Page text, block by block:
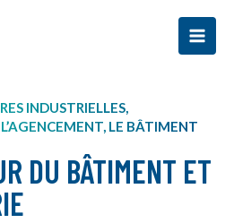
INDUSTRIELLES,
LE BÂTIMENT
DU BÂTIMENT ET